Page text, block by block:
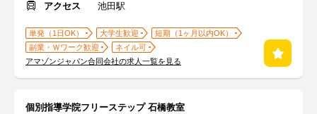
アクセス
池田駅
単発（1日OK） 大学生歓迎
短期（1ヶ月以内OK）
副業・Ｗワーク歓迎
ネイル可
アマゾンジャパン合同会社の求人一覧を見る
個別指導学院フリーステップ 石橋教室